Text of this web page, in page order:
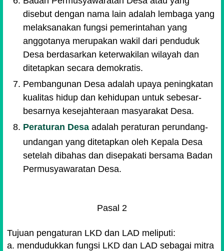
disebut dengan nama lain adalah lembaga yang
melaksanakan fungsi pemerintahan yang
anggotanya merupakan wakil dari penduduk
Desa berdasarkan keterwakilan wilayah dan
ditetapkan secara demokratis.
Pembangunan Desa adalah upaya peningkatan
kualitas hidup dan kehidupan untuk sebesar-
besarnya kesejahteraan masyarakat Desa.
Peraturan Desa adalah peraturan perundang-
undangan yang ditetapkan oleh Kepala Desa
setelah dibahas dan disepakati bersama Badan
Permusyawaratan Desa.
Pasal 2
Tujuan pengaturan LKD dan LAD meliputi:
a. mendudukkan fungsi LKD dan LAD sebagai mitra